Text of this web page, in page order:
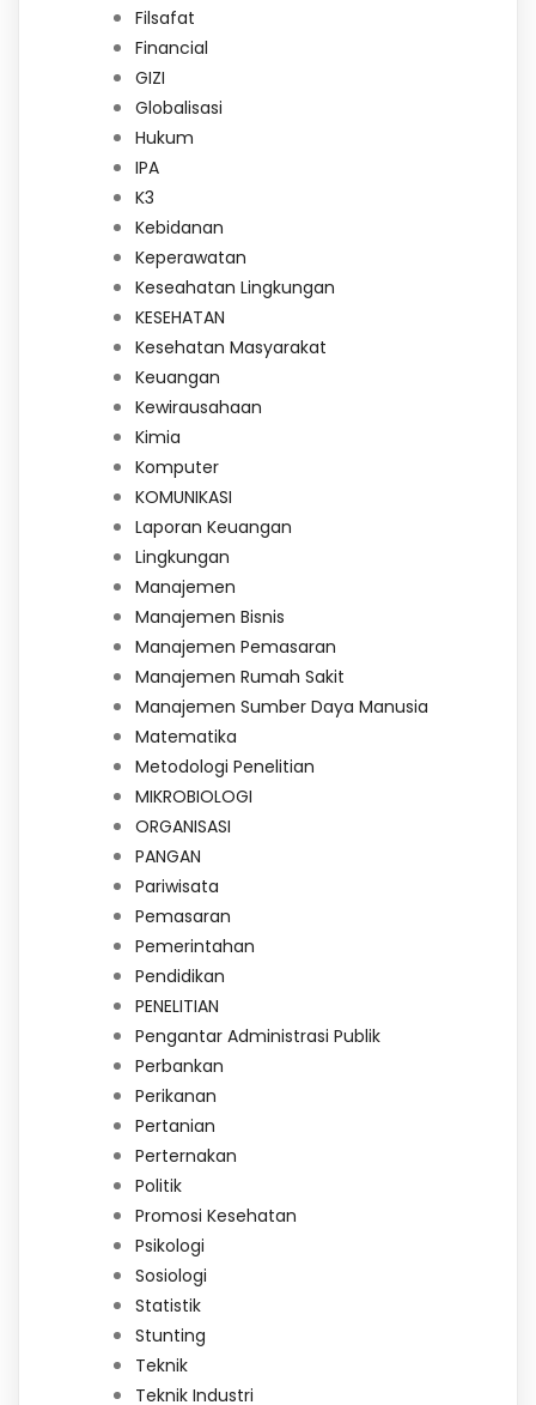
Filsafat
Financial
GIZI
Globalisasi
Hukum
IPA
K3
Kebidanan
Keperawatan
Keseahatan Lingkungan
KESEHATAN
Kesehatan Masyarakat
Keuangan
Kewirausahaan
Kimia
Komputer
KOMUNIKASI
Laporan Keuangan
Lingkungan
Manajemen
Manajemen Bisnis
Manajemen Pemasaran
Manajemen Rumah Sakit
Manajemen Sumber Daya Manusia
Matematika
Metodologi Penelitian
MIKROBIOLOGI
ORGANISASI
PANGAN
Pariwisata
Pemasaran
Pemerintahan
Pendidikan
PENELITIAN
Pengantar Administrasi Publik
Perbankan
Perikanan
Pertanian
Perternakan
Politik
Promosi Kesehatan
Psikologi
Sosiologi
Statistik
Stunting
Teknik
Teknik Industri